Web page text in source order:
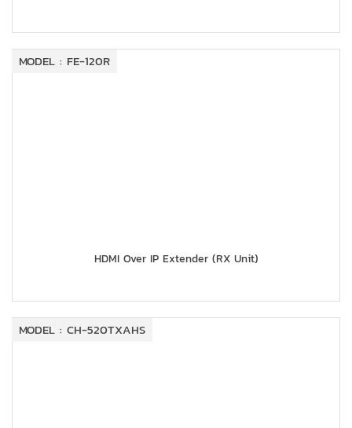
MODEL : FE-120R
HDMI Over IP Extender (RX Unit)
MODEL : CH-520TXAHS